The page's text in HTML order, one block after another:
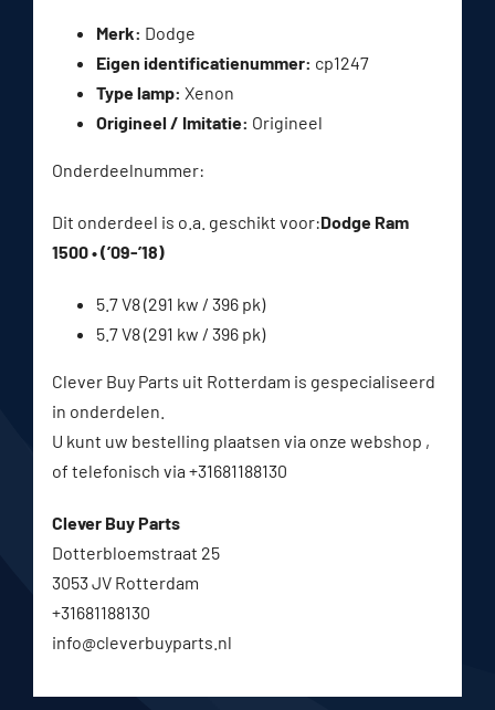
Merk: Dodge
Eigen identificatienummer: cp1247
Type lamp: Xenon
Origineel / Imitatie: Origineel
Onderdeelnummer:
Dit onderdeel is o.a. geschikt voor:Dodge Ram
1500 • (’09-’18)
5.7 V8 (291 kw / 396 pk)
5.7 V8 (291 kw / 396 pk)
Clever Buy Parts uit Rotterdam is gespecialiseerd
in onderdelen.
U kunt uw bestelling plaatsen via onze webshop ,
of telefonisch via +31681188130
Clever Buy Parts
Dotterbloemstraat 25
3053 JV Rotterdam
+31681188130
info@cleverbuyparts.nl